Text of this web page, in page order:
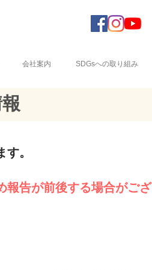
会社案内 SDGsへの取り組み
。
報告が前後する場合がござ